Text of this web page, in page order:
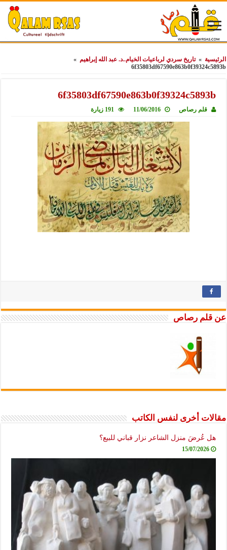
الرئيسية » تاريخ سردي لرباعيات الخيام..د. عبد الله إبراهيم »
6f35803df67590e863b0f39324c5893b
6f35803df67590e863b0f39324c5893b
قلم رصاص 11/06/2016 191 زيارة
عن قلم رصاص
مقالات أخرى لنفس الكاتب
هل عُرضَ منزل الشاعر نزار قباني للبيع؟
15/07/2026